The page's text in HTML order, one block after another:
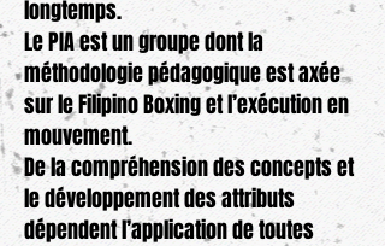
longtemps.
Le PIA est un groupe dont la
méthodologie pédagogique est axée
sur le Filipino Boxing et l’exécution en
mouvement.
De la compréhension des concepts et
le développement des attributs
dépendent l’application de toutes